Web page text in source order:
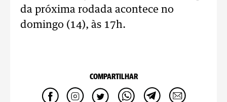
da próxima rodada acontece no
domingo (14), às 17h.
COMPARTILHAR